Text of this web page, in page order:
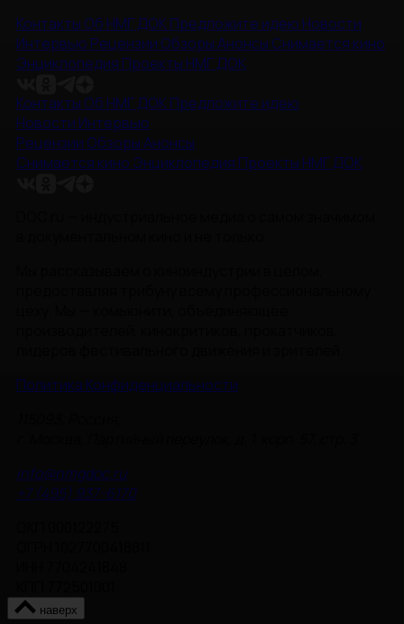
Контакты Об НМГ ДОКПредложите идею Новости
Интервью Рецензии ОбзорыАнонсы Снимается кино
Энциклопедия Проекты НМГ ДОК
Контакты Об НМГ ДОКПредложите идею
Новости Интервью
Рецензии ОбзорыАнонсы
Снимается кино Энциклопедия Проекты НМГ ДОК
Политика Конфиденциальности
info@nmgdoc.ru
+7 (495) 937-6170
наверх